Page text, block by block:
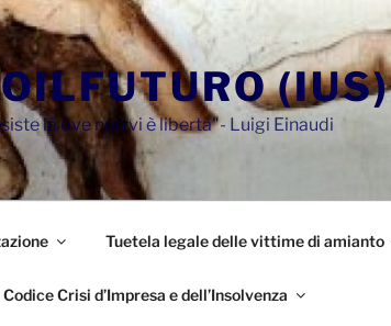
(IUS)
là ove non vi è libertà"- Luigi Einaudi
Tuetela legale delle vittime di amianto
Codice Crisi d’Impresa e dell’Insolvenza